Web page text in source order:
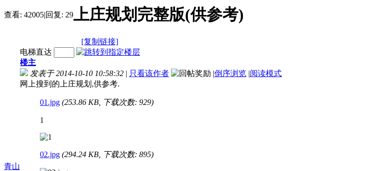
查看: 42005|回复: 29上庄规划完整版(供参考)
[复制链接]
青山
电梯直达
楼主
发表于 2014-10-10 10:58:32 | 只看该作者 |倒序浏览 |阅读模式
网上搜到的上庄规划,供参考.
01.jpg (253.86 KB, 下载次数: 929)
1
02.jpg (294.24 KB, 下载次数: 895)